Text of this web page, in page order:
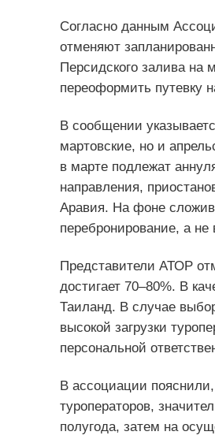
Согласно данным
отменяют
Персидского залива на
переоформить путевку
В сообщении
мартовские, но и
в марте подлежат
направления,
Аравия. На фоне
перебронирование, а
Представители АТОР
достигает 70–80%. В
Таиланд. В случае
высокой загрузки
персональной
В ассоциации
туроператоров,
полугода, затем на